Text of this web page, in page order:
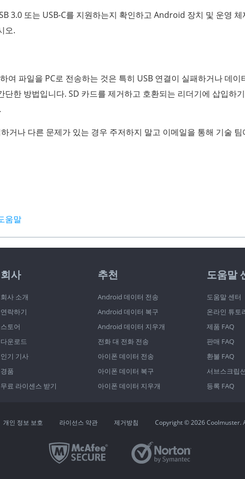
3.0 또는 USB-C를 지원하는지 확인하고 Android 장치 및 운영
오.
파일을 PC로 전송하는 것은 특히 USB 연결이 실패하거나 데이
한 방법입니다. SD 카드를 제거하고 호환되는 리더기에 삽입하
거나 다른 문제가 있는 경우 주저하지 말고 이메일을 통해 기술 팀
움말
회사
회사 소개
연락하기
스토어
다운로드
인기 기사
경품
무료 라이센스 받기
추천
Android 데이터 전송
Android 데이터 복구
Android 데이터 지우개
전화 대 전화 전송
아이폰 데이터 전송
아이폰 데이터 복구
아이폰 데이터 지우개
도움말
도움말 센터
온라인 튜토
제품 FAQ
판매 FAQ
환불 FAQ
서브스크립
등록 FAQ
개인 정보 보호 라이선스 약관 제거방침 Copyright © 2026 Coolmuster.